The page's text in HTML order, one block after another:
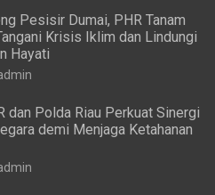
Pesisir Dumai, PHR Tanam
Krisis Iklim dan Lindungi
Hayati
dan Polda Riau Perkuat Sinergi
demi Menjaga Ketahanan